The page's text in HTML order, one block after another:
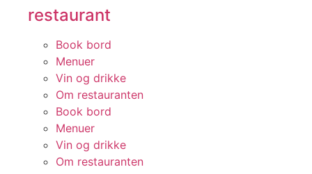
restaurant
Book bord
Menuer
Vin og drikke
Om restauranten
Book bord
Menuer
Vin og drikke
Om restauranten